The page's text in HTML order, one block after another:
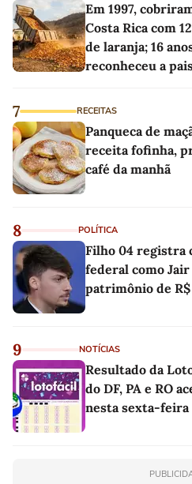
Em 1997,
Costa Rica com
de laranja; 16
reconheceu a
7 RECEITAS
Panqueca de
receita fofinha,
café da manhã
8 POLÍTICA
Filho 04 registra
federal como
patrimônio de R$
9 NOTÍCIAS
Resultado da
do DF, PA e RO
nesta sexta-feira